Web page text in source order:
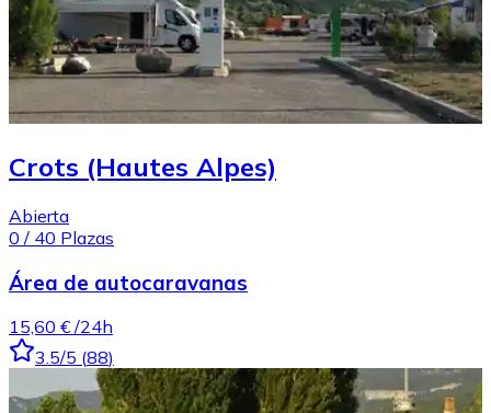
Crots (Hautes Alpes)
Abierta
0 / 40 Plazas
Área de autocaravanas
15,60 € /24h
3.5/5 (88)